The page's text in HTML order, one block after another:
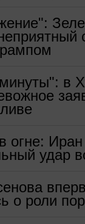
в
Иран
удар
о роли